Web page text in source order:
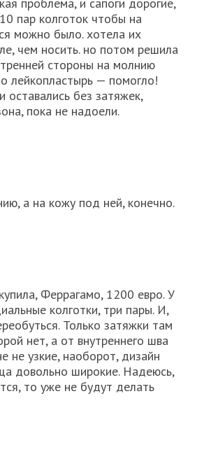
пар колготок чтобы на
можно было. xотела иx
чем носить. но потом решила
стороны на молнию
лейкопластырь — помогло!
оставались без затяжек,
пока не надоели.
а на кожу под ней, конечно.
Феррагамо, 1200 евро. У
колготки, три пары. И,
Только затяжки там
нет, а от внутреннего шва
не узкие, наоборот, дизайн
довольно широкие. Надеюсь,
то уже не будут делать